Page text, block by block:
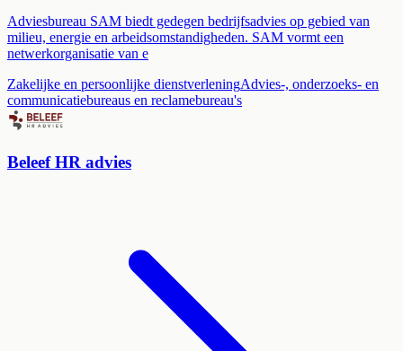
Adviesbureau SAM biedt gedegen bedrijfsadvies op gebied van
milieu, energie en arbeidsomstandigheden. SAM vormt een
netwerkorganisatie van e
Zakelijke en persoonlijke dienstverleningAdvies-, onderzoeks- en
communicatiebureaus en reclamebureau's
Beleef HR advies